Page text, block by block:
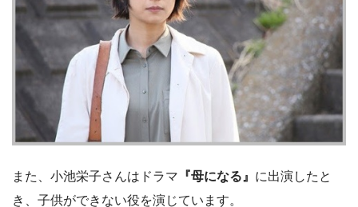
また、小池栄子さんはドラマ 『母になる』 に出演したと
き、子供ができない役を演じています。